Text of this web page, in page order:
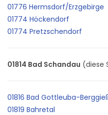
01776 Hermsdorf/Erzgebirge
01774 Höckendorf
01774 Pretzschendorf
01814 Bad Schandau (diese
01816 Bad Gottleuba-
01819 Bahretal